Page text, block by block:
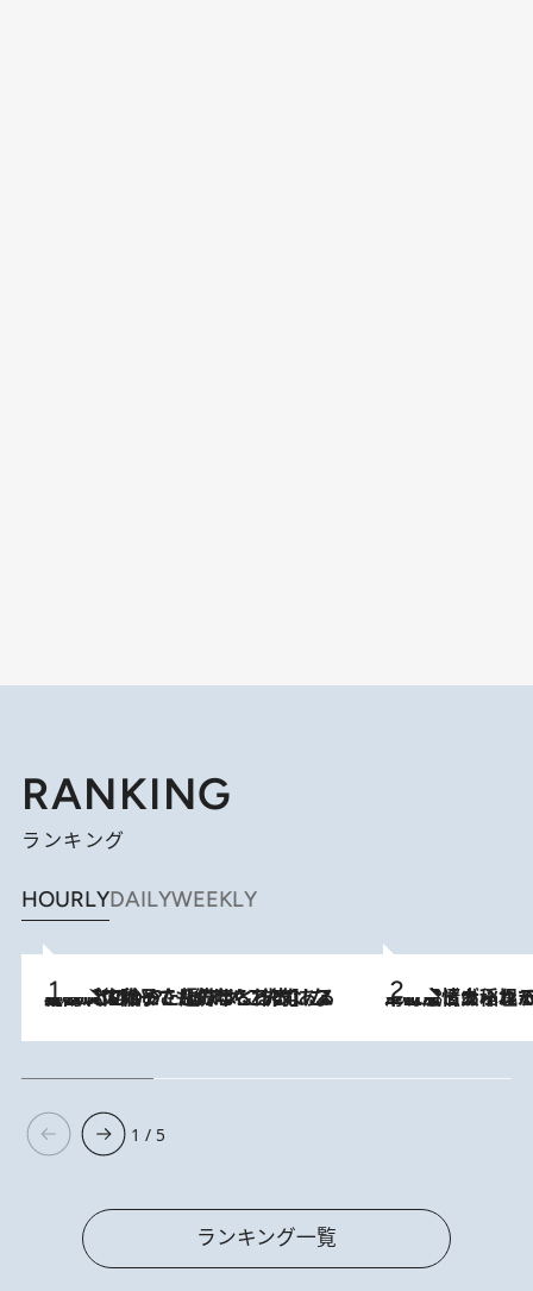
RANKING
ランキング
HOURLYDAILYWEEKLY
2026.8.5
【阿川佐和子さんの年とる力】なぜ70代で始めた趣味は“こんなに楽しい”のか？ ピアノ、俳句…スランプに陥っても続けられる“ある秘訣”とは 2026.8.5
下町風情あふれる台北屈指の人気エリア・大稲埕でセンスのいい台湾土産《ヴ
1 / 5
ランキング一覧